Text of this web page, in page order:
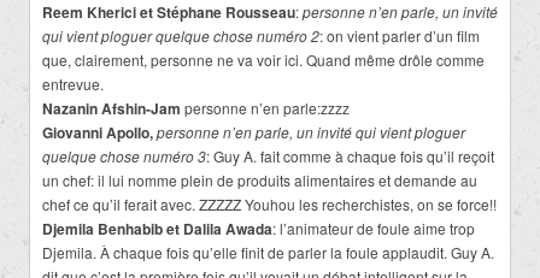
Reem Kherici et Stéphane Rousseau:personne n’en parle, un invité
qui vient ploguer quelque chose numéro 2: on vient parler d’un film
que, clairement, personne ne va voir ici. Quand même drôle comme
entrevue.
Nazanin Afshin-Jam personne n’en parle:zzzz
Giovanni Apollo,personne n’en parle, un invité qui vient ploguer
quelque chose numéro 3: Guy A. fait comme à chaque fois qu’il reçoit
un chef: il lui nomme plein de produits alimentaires et demande au
chef ce qu’il ferait avec. ZZZZZ Youhou les recherchistes, on se force!!
Djemila Benhabib et Dalila Awada: l’animateur de foule aime trop
Djemila. À chaque fois qu’elle finit de parler la foule applaudit. Guy A.